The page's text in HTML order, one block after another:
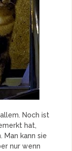
Noch ist
hat,
Man kann sie
nur wenn